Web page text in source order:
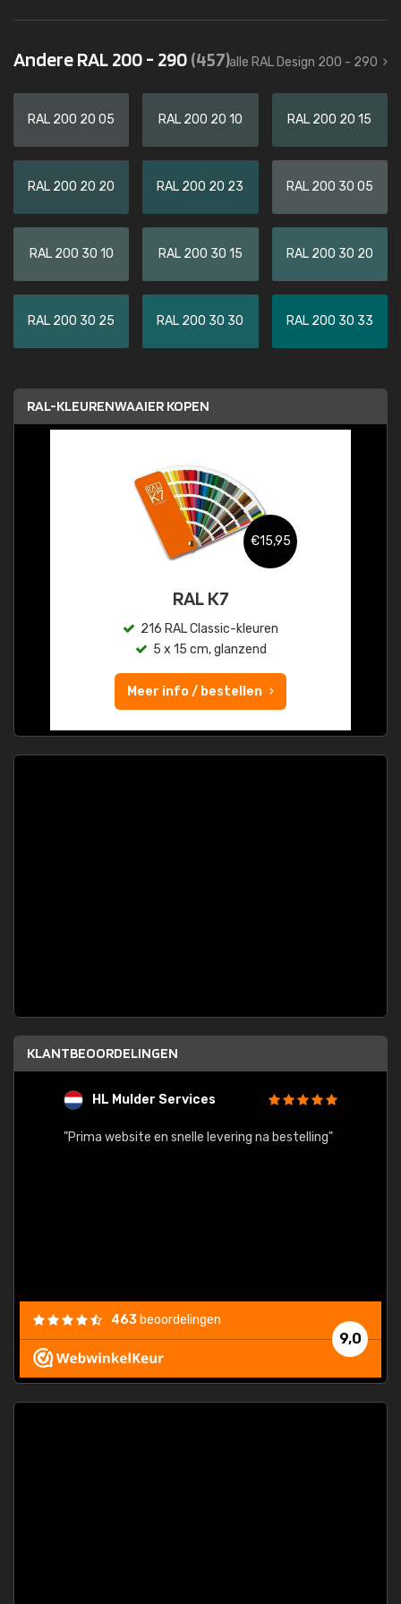
Andere RAL 200 - 290(457)alle RAL Design 200 - 290
RAL 200 20 05 RAL 200 20 10 RAL 200 20 15
RAL 200 20 20 RAL 200 20 23 RAL 200 30 05
RAL 200 30 10 RAL 200 30 15 RAL 200 30 20
RAL 200 30 25 RAL 200 30 30 RAL 200 30 33
RAL-KLEURENWAAIER KOPEN
€15,95
RAL K7
216 RAL Classic-kleuren
5 x 15 cm, glanzend
Meer info / bestellen
KLANTBEOORDELINGEN
HL Mulder Services
"Prima website en snelle levering na bestelling"
9,0
463 beoordelingen